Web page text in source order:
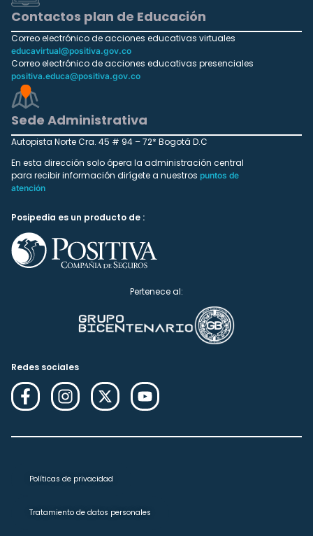
Contactos plan de Educación
Correo electrónico de acciones educativas virtuales
educavirtual@positiva.gov.co
Correo electrónico de acciones educativas presenciales
positiva.educa@positiva.gov.co
Sede Administrativa
Autopista Norte Cra. 45 # 94 – 72* Bogotá D.C
En esta dirección solo ópera la administración central
para recibir información dirígete a nuestros puntos de
atención
Posipedia es un producto de :
Pertenece al:
Redes sociales
Políticas de privacidad
Tratamiento de datos personales